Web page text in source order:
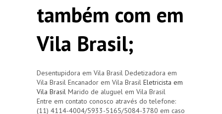
também com em
Vila Brasil;
Desentupidora em Vila Brasil Dedetizadora em
Vila Brasil Encanador em Vila Brasil Eletricista em
Vila Brasil Marido de aluguel em Vila Brasil
Entre em contato conosco através do telefone:
(11) 4114-4004/5933-5165/5084-3780 em caso